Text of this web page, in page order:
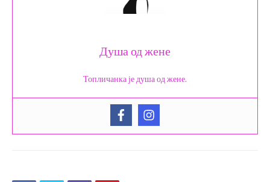
Душа од жене
Топличанка је душа од жене.